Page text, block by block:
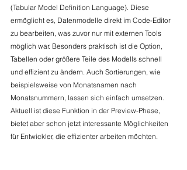
(Tabular Model Definition Language). Diese
ermöglicht es, Datenmodelle direkt im Code-Editor
zu bearbeiten, was zuvor nur mit externen Tools
möglich war. Besonders praktisch ist die Option,
Tabellen oder größere Teile des Modells schnell
und effizient zu ändern. Auch Sortierungen, wie
beispielsweise von Monatsnamen nach
Monatsnummern, lassen sich einfach umsetzen.
Aktuell ist diese Funktion in der Preview-Phase,
bietet aber schon jetzt interessante Möglichkeiten
für Entwickler, die effizienter arbeiten möchten.